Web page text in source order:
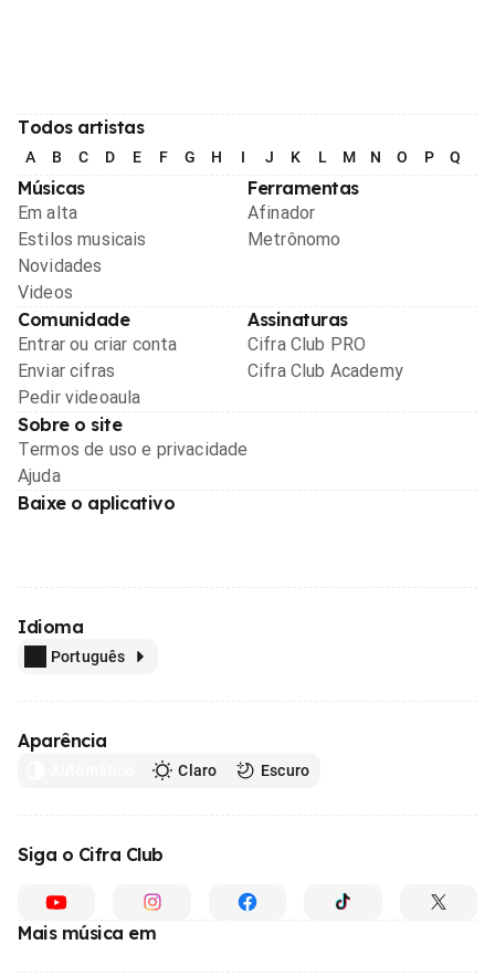
Todos artistas
A B C D E F G H I J K L M N O P Q
Músicas
Em alta
Estilos musicais
Novidades
Videos
Ferramentas
Afinador
Metrônomo
Comunidade
Entrar ou criar conta
Enviar cifras
Pedir videoaula
Assinaturas
Cifra Club PRO
Cifra Club Academy
Sobre o site
Termos de uso e privacidade
Ajuda
Baixe o aplicativo
Idioma
Português
Aparência
Claro Escuro
Siga o Cifra Club
Mais música em